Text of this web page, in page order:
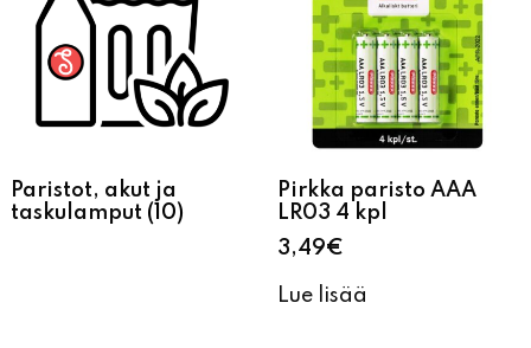
Paristot, akut ja
taskulamput (10)
Pirkka paristo AAA
LR03 4 kpl
3,49€
Lue lisää